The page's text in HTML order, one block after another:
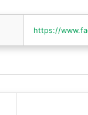
https://